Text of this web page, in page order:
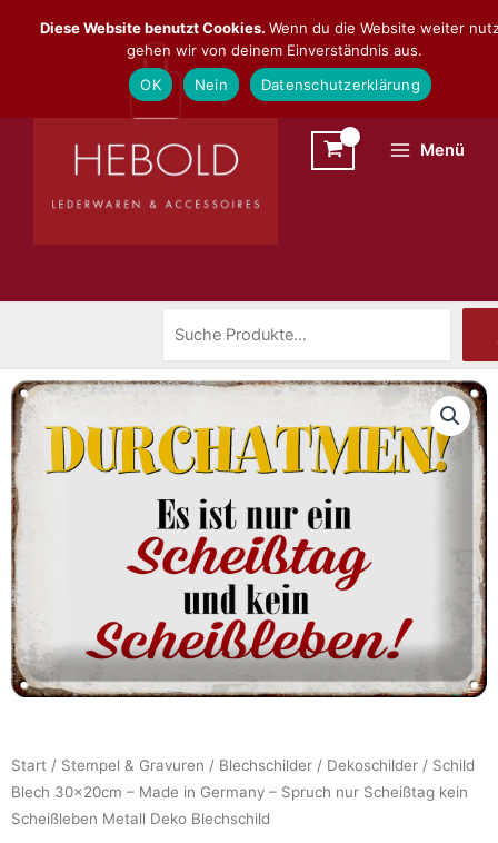
Inhalt
Menü
Start / Stempel & Gravuren / Blechschilder / Dekoschilder / Schild
Blech 30x20cm – Made in Germany – Spruch nur Scheißtag kein
Scheißleben Metall Deko Blechschild
Diese Website benutzt Cookies. Wenn du die Website weiter
gehen wir von deinem Einverständnis aus.
OK
Nein Datenschutzerklärung